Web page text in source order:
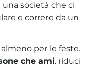
una società che ci
e correre da un
per le feste.
che ami, riduci